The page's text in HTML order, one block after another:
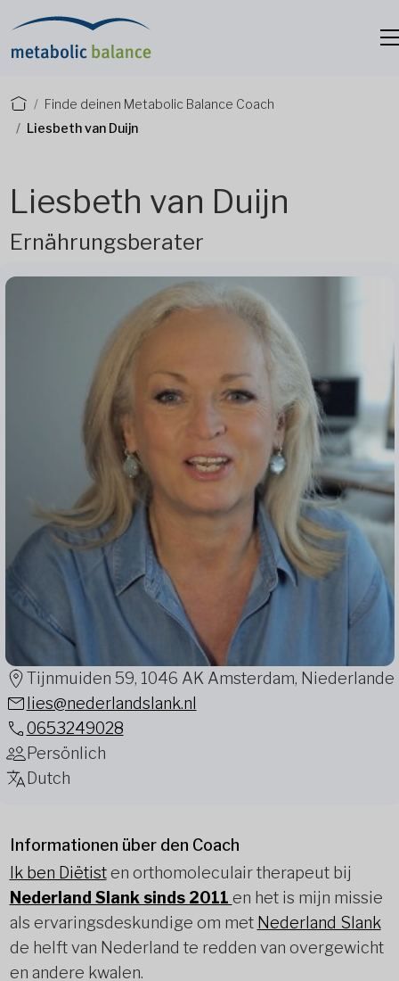
Finde deinen Metabolic Balance Coach
Liesbeth van Duijn
Liesbeth van Duijn
Ernährungsberater
Tijnmuiden 59, 1046 AK Amsterdam, Niederlande
lies@nederlandslank.nl
0653249028
Persönlich
Dutch
Informationen über den Coach
Ik ben Diëtisten orthomoleculair therapeut bij
Nederland Slank sinds 2011 en het is mijn missie
als ervaringsdeskundige om met Nederland Slank
de helft van Nederland te redden van overgewicht
en andere kwalen.